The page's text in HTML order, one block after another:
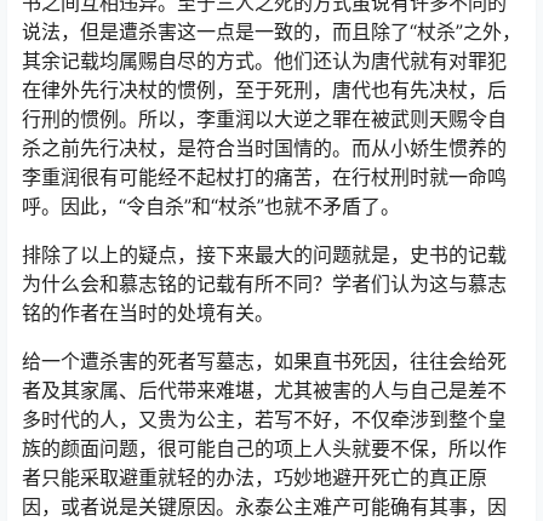
说法，但是遭杀害这一点是一致的，而且除了“杖杀”之外，
其余记载均属赐自尽的方式。他们还认为唐代就有对罪犯
在律外先行决杖的惯例，至于死刑，唐代也有先决杖，后
行刑的惯例。所以，李重润以大逆之罪在被武则天赐令自
杀之前先行决杖，是符合当时国情的。而从小娇生惯养的
李重润很有可能经不起杖打的痛苦，在行杖刑时就一命鸣
呼。因此，“令自杀”和“杖杀”也就不矛盾了。
排除了以上的疑点，接下来最大的问题就是，史书的记载
为什么会和慕志铭的记载有所不同？学者们认为这与慕志
铭的作者在当时的处境有关。
给一个遭杀害的死者写墓志，如果直书死因，往往会给死
者及其家属、后代带来难堪，尤其被害的人与自己是差不
多时代的人，又贵为公主，若写不好，不仅牵涉到整个皇
族的颜面问题，很可能自己的项上人头就要不保，所以作
者只能采取避重就轻的办法，巧妙地避开死亡的真正原
因，或者说是关键原因。永泰公主难产可能确有其事，因